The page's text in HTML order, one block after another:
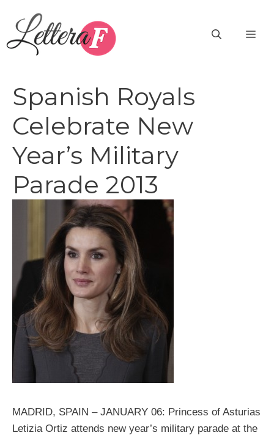
contenuto
Spanish Royals
Celebrate New
Year’s Military
Parade 2013
MADRID, SPAIN – JANUARY 06: Princess of Asturias
Letizia Ortiz attends new year’s military parade at the